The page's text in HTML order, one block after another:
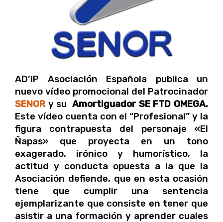
AD’IP Asociación Española publica un
nuevo vídeo promocional del Patrocinador
SENOR y suAmortiguador SE FTD OMEGA.
Este vídeo cuenta con el “Profesional” y la
figura contrapuesta del personaje «El
Ñapas» que proyecta en un tono
exagerado, irónico y humorístico, la
actitud y conducta opuesta a la que la
Asociación defiende, que en esta ocasión
tiene que cumplir una sentencia
ejemplarizante que consiste en tener que
asistir a una formación y aprender cuales